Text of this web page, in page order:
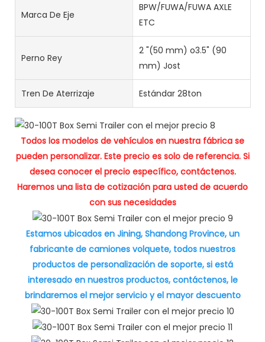
Marca De Eje
BPW/FUWA/FUWA AXLE
ETC
Perno Rey
2 "(50 mm) o3.5" (90
mm) Jost
Tren De Aterrizaje Estándar 28ton
Todos los modelos de vehículos en nuestra fábrica se
pueden personalizar. Este precio es solo de referencia. Si
desea conocer el precio específico, contáctenos.
Haremos una lista de cotización para usted de acuerdo
con sus necesidades
Estamos ubicados en Jining, Shandong Province, un
fabricante de camiones volquete, todos nuestros
productos de personalización de soporte, si está
interesado en nuestros productos, contáctenos, le
brindaremos el mejor servicio y el mayor descuento